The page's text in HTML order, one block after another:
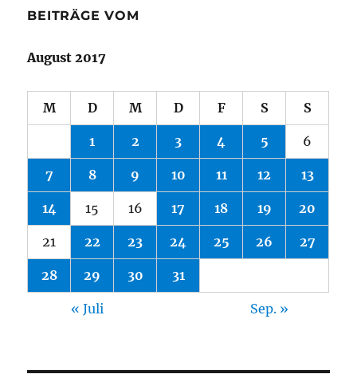
BEITRÄGE VOM
August 2017
M D M D F S S
1 2 3 4 5 6
7 8 9 10 11 12 13
14 15 16 17 18 19 20
21 22 23 24 25 26 27
28 29 30 31
« Juli Sep. »